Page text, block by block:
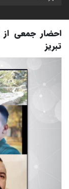
احضار جمعی از
تبریز